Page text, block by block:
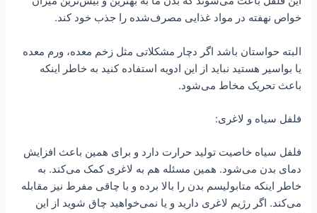
خواص نهفته در مواد غذایی مصرف‌شده را جذب خود کند.
البته حواستان باشد اگر دچار مشکلاتی مثل زخم معده، ورم معده
یا بواسیر هستید نباید از این ادویه استفاده کنید به خاطر اینکه
باعث تحریک مخاط می‌شود.
فلفل سیاه و لاغری:
فلفل سیاه خاصیت تولید حرارت دارد و برای همین باعث افزایش
دمای بدن می‌شود. همین مسئله هم به لاغری کمک می‌کند. به
خاطر اینکه متابولیسم بدن را بالا برده و با چاقی مفرط نیز مقابله
می‌کند. اگر رژیم لاغری دارید و یا نمی‌خواهید چاق شوید از این